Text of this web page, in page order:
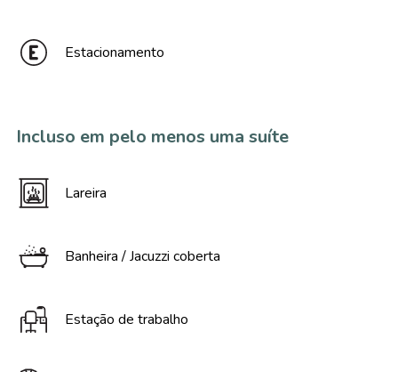
Estacionamento
Incluso em pelo menos uma suíte
Lareira
Banheira / Jacuzzi coberta
Estação de trabalho